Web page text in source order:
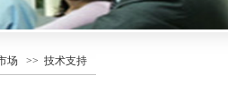
场 >> 技术支持